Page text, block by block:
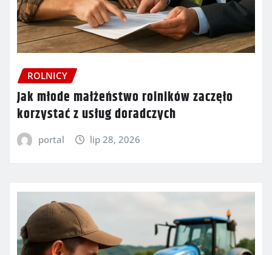
ROLNICY
Jak młode małżeństwo rolników zaczęło
korzystać z usług doradczych
portal lip 28, 2026